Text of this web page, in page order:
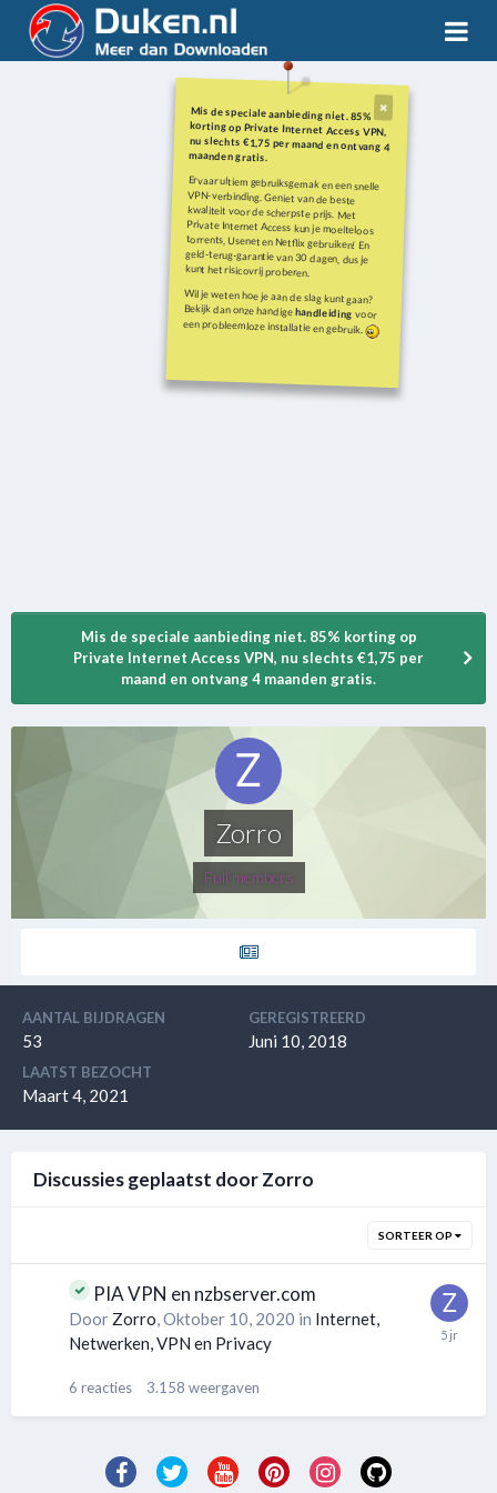
Mis de speciale aanbieding niet. 85%
korting op Private Internet Access VPN,
nu slechts €1,75 per maand en ontvang 4
maanden gratis.
Ervaar ultiem gebruiksgemak en een snelle
VPN-verbinding. Geniet van de beste
kwaliteit voor de scherpste prijs. Met
Private Internet Access kun je moeiteloos
torrents, Usenet en Netflix gebruiken! En
geld-terug-garantie van 30 dagen, dus je
kunt het risicovrij proberen.
Wil je weten hoe je aan de slag kunt gaan?
Bekijk dan onze handigehandleiding voor
een probleemloze installatie en gebruik.
Mis de speciale aanbieding niet. 85% korting op
Private Internet Access VPN, nu slechts €1,75 per
maand en ontvang 4 maanden gratis.
Zorro
Full members
AANTAL BIJDRAGEN
53
GEREGISTREERD
Juni 10, 2018
LAATST BEZOCHT
Maart 4, 2021
Discussies geplaatst door Zorro
SORTEER OP
PIA VPN en nzbserver.com
Door Zorro,Oktober 10, 2020 in Internet,
Netwerken, VPN en Privacy
6 reacties 3.158 weergaven